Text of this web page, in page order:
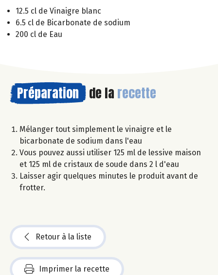
12.5 cl de Vinaigre blanc
6.5 cl de Bicarbonate de sodium
200 cl de Eau
Préparation de la recette
Mélanger tout simplement le vinaigre et le
bicarbonate de sodium dans l'eau
Vous pouvez aussi utiliser 125 ml de lessive maison
et 125 ml de cristaux de soude dans 2 l d'eau
Laisser agir quelques minutes le produit avant de
frotter.
Retour à la liste
Imprimer la recette